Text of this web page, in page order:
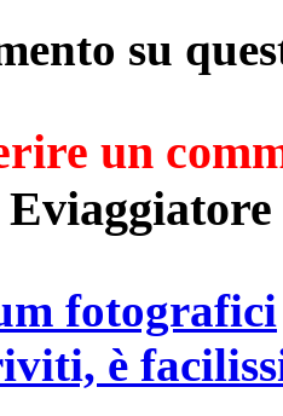
su
un
Eviaggiatore
fotografici
è